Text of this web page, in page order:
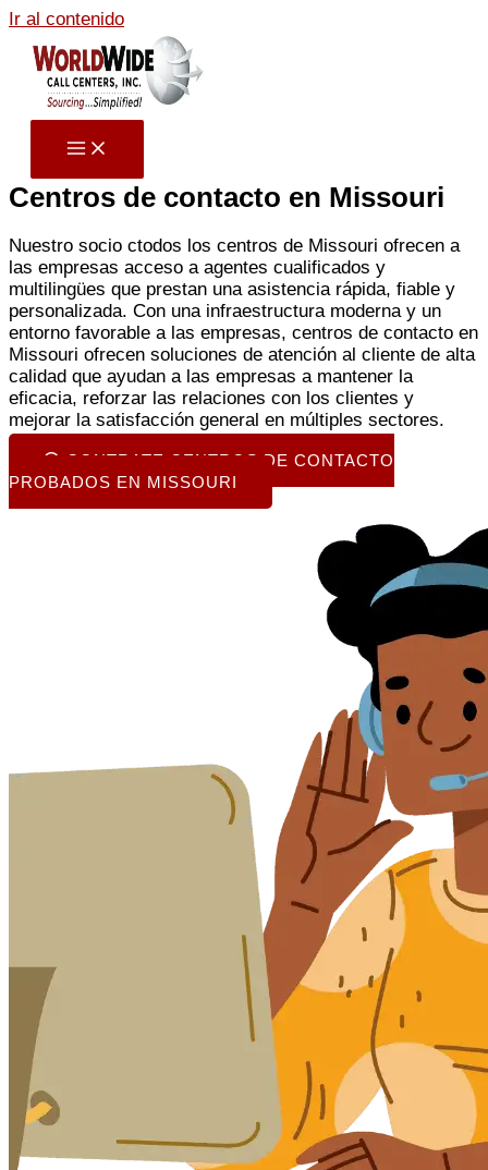
Ir al contenido
Centros de contacto en Missouri
Nuestro socio ctodos los centros de Missouri ofrecen a
las empresas acceso a agentes cualificados y
multilingües que prestan una asistencia rápida, fiable y
personalizada. Con una infraestructura moderna y un
entorno favorable a las empresas, centros de contacto en
Missouri ofrecen soluciones de atención al cliente de alta
calidad que ayudan a las empresas a mantener la
eficacia, reforzar las relaciones con los clientes y
mejorar la satisfacción general en múltiples sectores.
CONTRATE CENTROS DE CONTACTO
PROBADOS EN MISSOURI